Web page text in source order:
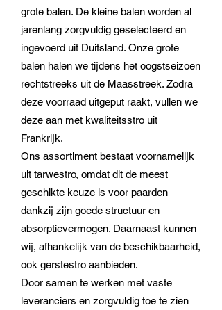
grote balen. De kleine balen worden al
jarenlang zorgvuldig geselecteerd en
ingevoerd uit Duitsland. Onze grote
balen halen we tijdens het oogstseizoen
rechtstreeks uit de Maasstreek. Zodra
deze voorraad uitgeput raakt, vullen we
deze aan met kwaliteitsstro uit
Frankrijk.
Ons assortiment bestaat voornamelijk
uit tarwestro, omdat dit de meest
geschikte keuze is voor paarden
dankzij zijn goede structuur en
absorptievermogen. Daarnaast kunnen
wij, afhankelijk van de beschikbaarheid,
ook gerstestro aanbieden.
Door samen te werken met vaste
leveranciers en zorgvuldig toe te zien